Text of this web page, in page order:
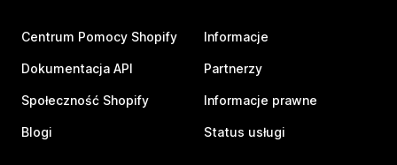
Centrum Pomocy Shopify
Dokumentacja API
Społeczność Shopify
Blogi
Informacje
Partnerzy
Informacje prawne
Status usługi